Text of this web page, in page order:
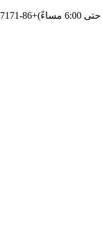
+86-13801057171 (في أوقات أخرى)